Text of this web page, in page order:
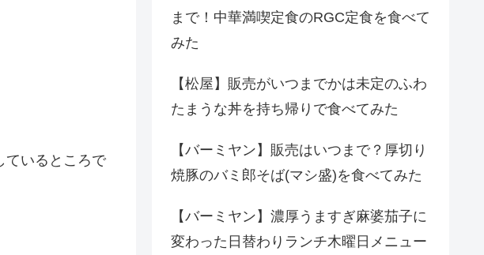
ているところで
まで！中華満喫定食のRGC定食を食べて
みた
【松屋】販売がいつまでかは未定のふわ
たまうな丼を持ち帰りで食べてみた
【バーミヤン】販売はいつまで？厚切り
焼豚のバミ郎そば(マシ盛)を食べてみた
【バーミヤン】濃厚うますぎ麻婆茄子に
変わった日替わりランチ木曜日メニュー